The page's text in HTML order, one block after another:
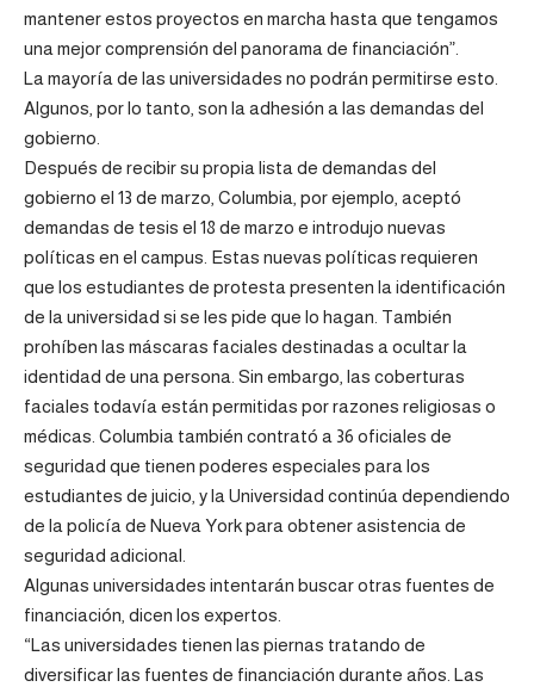
mantener estos proyectos en marcha hasta que tengamos
una mejor comprensión del panorama de financiación”.
La mayoría de las universidades no podrán permitirse esto.
Algunos, por lo tanto, son la adhesión a las demandas del
gobierno.
Después de recibir su propia lista de demandas del
gobierno el 13 de marzo, Columbia, por ejemplo, aceptó
demandas de tesis el 18 de marzo e introdujo nuevas
políticas en el campus. Estas nuevas políticas requieren
que los estudiantes de protesta presenten la identificación
de la universidad si se les pide que lo hagan. También
prohíben las máscaras faciales destinadas a ocultar la
identidad de una persona. Sin embargo, las coberturas
faciales todavía están permitidas por razones religiosas o
médicas. Columbia también contrató a 36 oficiales de
seguridad que tienen poderes especiales para los
estudiantes de juicio, y la Universidad continúa dependiendo
de la policía de Nueva York para obtener asistencia de
seguridad adicional.
Algunas universidades intentarán buscar otras fuentes de
financiación, dicen los expertos.
“Las universidades tienen las piernas tratando de
diversificar las fuentes de financiación durante años. Las